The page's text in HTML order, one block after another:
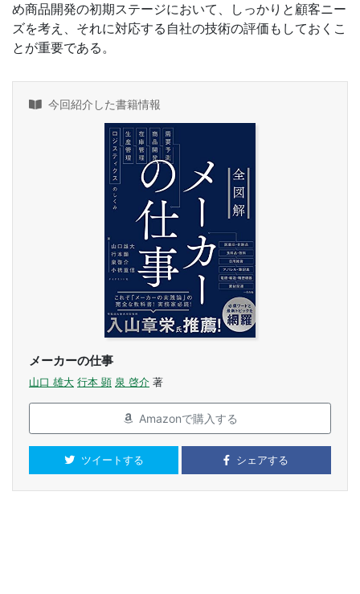
め商品開発の初期ステージにおいて、しっかりと顧客ニー
ズを考え、それに対応する自社の技術の評価もしておくこ
とが重要である。
今回紹介した書籍情報
メーカーの仕事
山口 雄大 行本 顕 泉 啓介 著
Amazonで購入する
ツイートする シェアする